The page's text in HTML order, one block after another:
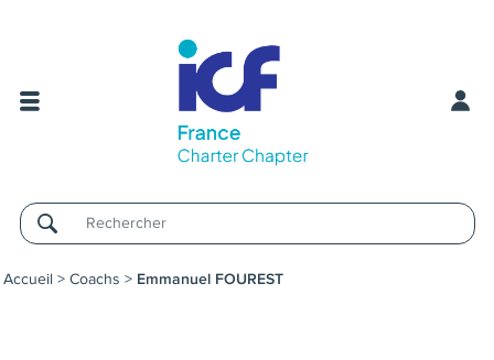
Username
Accueil > Coachs > Emmanuel FOUREST